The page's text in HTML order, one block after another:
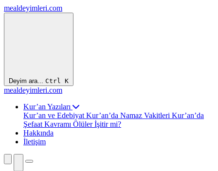
mealdeyimleri.com
Deyim ara... Ctrl K
mealdeyimleri.com
Kur’an Yazıları
Kur’an ve Edebiyat Kur’an’da Namaz Vakitleri Kur’an’da
Şefaat Kavramı Ölüler İşitir mi?
Hakkında
İletişim